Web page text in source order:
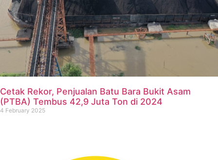
Cetak Rekor, Penjualan Batu Bara Bukit Asam
(PTBA) Tembus 42,9 Juta Ton di 2024
4 February 2025